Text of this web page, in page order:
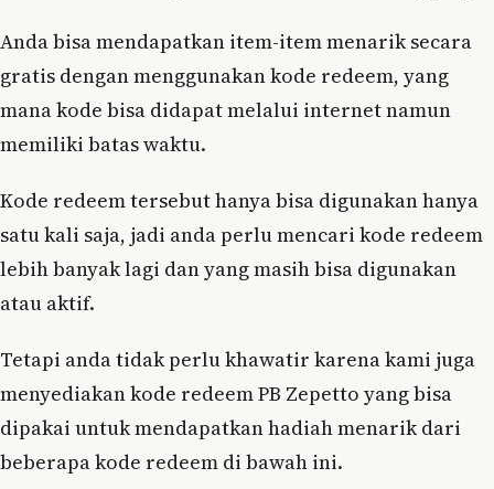
Anda bisa mendapatkan item-item menarik secara
gratis dengan menggunakan kode redeem, yang
mana kode bisa didapat melalui internet namun
memiliki batas waktu.
Kode redeem tersebut hanya bisa digunakan hanya
satu kali saja, jadi anda perlu mencari kode redeem
lebih banyak lagi dan yang masih bisa digunakan
atau aktif.
Tetapi anda tidak perlu khawatir karena kami juga
menyediakan kode redeem PB Zepetto yang bisa
dipakai untuk mendapatkan hadiah menarik dari
beberapa kode redeem di bawah ini.